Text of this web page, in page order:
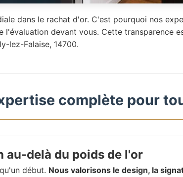
dans le rachat d'or. C'est pourquoi nos
l'évaluation devant vous. Cette transparence
lez-Falaise, 14700.
complète pour
delà du poids de l'or
début. Nous valorisons le design, la